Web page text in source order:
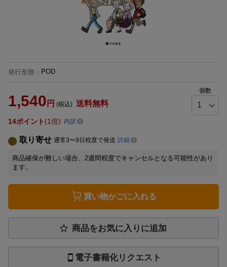
発行形態 ： POD
1,540 円 (税込) 送料無料
個数
14ポイント 1倍 内訳
取り寄せ 通常3〜9日程度で発送 詳細
商品確保が難しい場合、2週間程度でキャンセルとなる可能性があり
ます。
買い物かごに入れる
商品をお気に入りに追加
電子書籍化リクエスト